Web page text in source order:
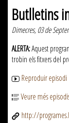
Butlletins
Dimecres, 03 de
ALERTA:Aquest
trobin els fitxers del
Reproduir episodi
Veure més
http://